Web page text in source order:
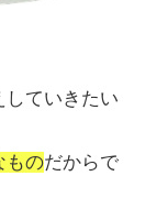
していきたい
ものだからで